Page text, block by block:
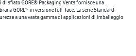
di sfiato GORE® Packaging Vents fornisce una
GORE™ in versione full-face. La serie Standard
a una vasta gamma di applicazioni di imballaggio